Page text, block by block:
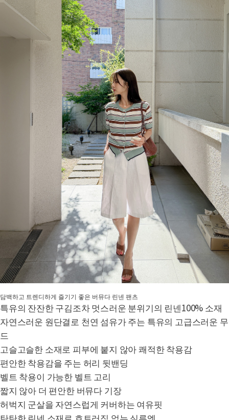
담백하고 트렌디하게 즐기기 좋은 버뮤다 린넨 팬츠
특유의 잔잔한 구김조차 멋스러운 분위기의 린넨100% 소재
자연스러운 원단결로 천연 섬유가 주는 특유의 고급스러운 무
드
고슬고슬한 소재로 피부에 붙지 않아 쾌적한 착용감
편안한 착용감을 주는 허리 뒷밴딩
벨트 착용이 가능한 벨트 고리
짧지 않아 더 편안한 버뮤다 기장
허벅지 군살을 자연스럽게 커버하는 여유핏